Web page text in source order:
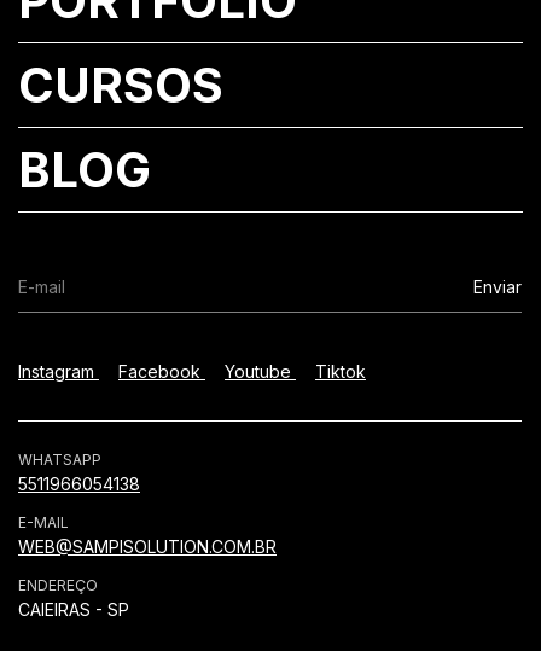
CURSOS
BLOG
Instagram Facebook Youtube Tiktok
WHATSAPP
5511966054138
E-MAIL
WEB@SAMPISOLUTION.COM.BR
ENDEREÇO
CAIEIRAS - SP